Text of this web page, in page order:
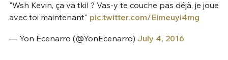
"Wsh Kevin, ça va tkil ? Vas-y te couche pas déjà, je joue
avec toi maintenant" pic.twitter.com/Eimeuyi4mg
— Yon Ecenarro (@YonEcenarro) July 4, 2016